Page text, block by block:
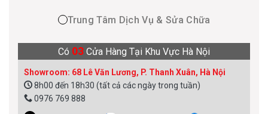
Trung Tâm Dịch Vụ & Sửa Chữa
Có 03 Cửa Hàng Tại Khu Vực Hà Nội
Showroom: 68 Lê Văn Lương, P. Thanh Xuân, Hà Nội
8h00 đến 18h30 (tất cả các ngày trong tuần)
0976 769 888